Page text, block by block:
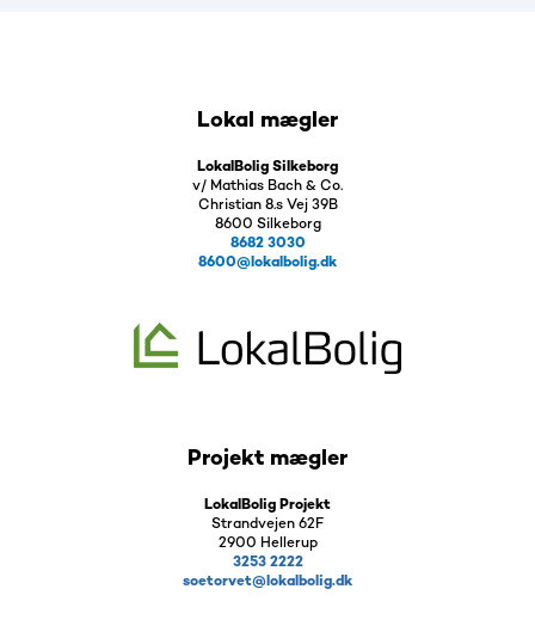
Lokal mægler
LokalBolig Silkeborg
v/ Mathias Bach & Co.
Christian 8.s Vej 39B
8600 Silkeborg
8682 3030
8600@lokalbolig.dk
Projekt mægler
LokalBolig Projekt
Strandvejen 62F
2900 Hellerup
3253 2222
soetorvet@lokalbolig.dk